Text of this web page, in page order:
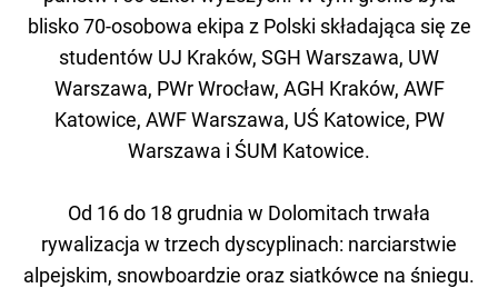
blisko 70-osobowa ekipa z Polski składająca się ze
studentów UJ Kraków, SGH Warszawa, UW
Warszawa, PWr Wrocław, AGH Kraków, AWF
Katowice, AWF Warszawa, UŚ Katowice, PW
Warszawa i ŚUM Katowice.
Od 16 do 18 grudnia w Dolomitach trwała
rywalizacja w trzech dyscyplinach: narciarstwie
alpejskim, snowboardzie oraz siatkówce na śniegu.